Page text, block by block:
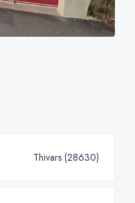
Thivars (28630)